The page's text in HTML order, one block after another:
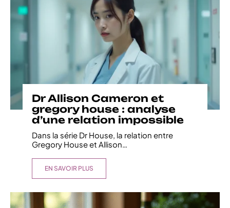
Dr Allison Cameron et
gregory house : analyse
d’une relation impossible
Dans la série Dr House, la relation entre
Gregory House et Allison
EN SAVOIR PLUS